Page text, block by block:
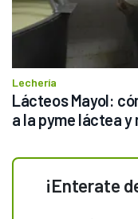
Lechería
Lácteos Mayol:
a la pyme láctea y
¡Enterate